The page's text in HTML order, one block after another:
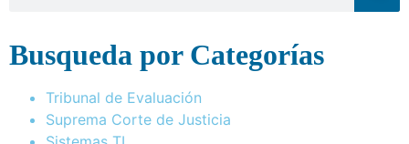
Busqueda por Categorías
Tribunal de Evaluación
Suprema Corte de Justicia